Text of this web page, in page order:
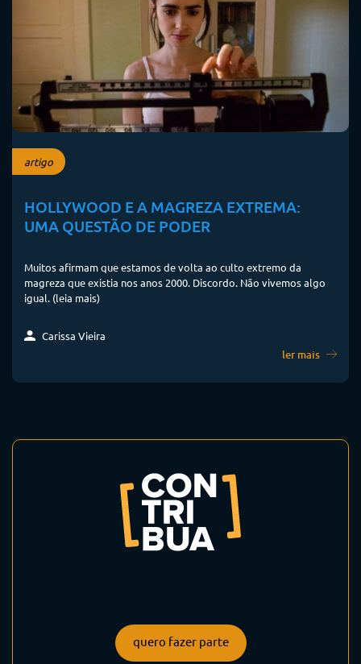
artigo
HOLLYWOOD E A MAGREZA EXTREMA:
UMA QUESTÃO DE PODER
Muitos afirmam que estamos de volta ao culto extremo da
magreza que existia nos anos 2000. Discordo. Não vivemos algo
igual. (leia mais)
Carissa Vieira
ler mais
quero fazer parte